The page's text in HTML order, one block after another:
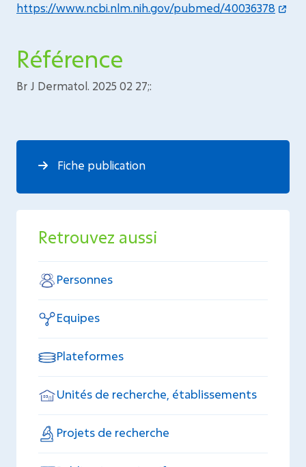
https://www.ncbi.nlm.nih.gov/pubmed/40036378
Référence
Br J Dermatol. 2025 02 27;:
Fiche publication
Retrouvez aussi
Personnes
Equipes
Plateformes
Unités de recherche, établissements
Projets de recherche